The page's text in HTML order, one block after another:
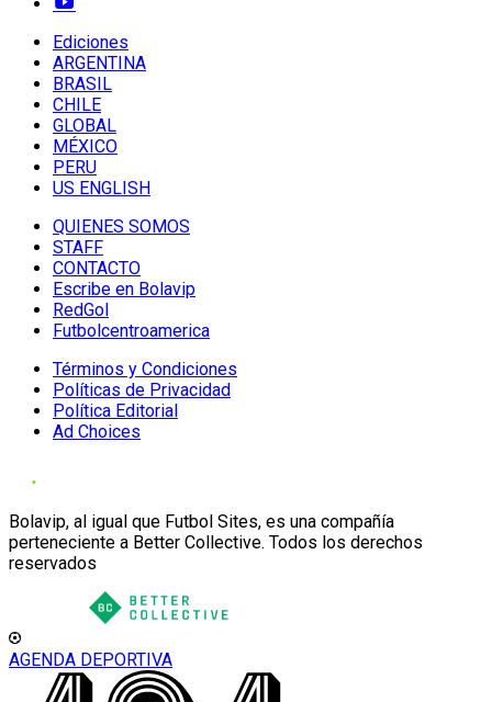
Ediciones
ARGENTINA
BRASIL
CHILE
GLOBAL
MÉXICO
PERU
US ENGLISH
QUIENES SOMOS
STAFF
CONTACTO
Escribe en Bolavip
RedGol
Futbolcentroamerica
Términos y Condiciones
Políticas de Privacidad
Política Editorial
Ad Choices
Bolavip, al igual que Futbol Sites, es una compañía
perteneciente a Better Collective. Todos los derechos
reservados
AGENDA DEPORTIVA